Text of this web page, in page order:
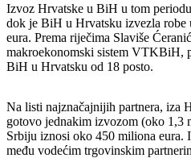
Izvoz Hrvatske u BiH u tom
dok je BiH u Hrvatsku izvezla robe
eura. Prema riječima Slaviše
makroekonomski sistem VTKBiH,
BiH u Hrvatsku od 18 posto.
Na listi najznačajnijih partnera, iza
gotovo jednakim izvozom (oko 1,3
Srbiju iznosi oko 450 miliona eura.
među vodećim trgovinskim